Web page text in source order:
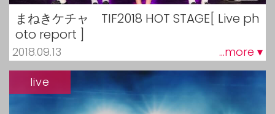
まねきケチャ TIF2018 HOT STAGE[ Live ph
oto report ]
2018.09.13 ...more ▾
live